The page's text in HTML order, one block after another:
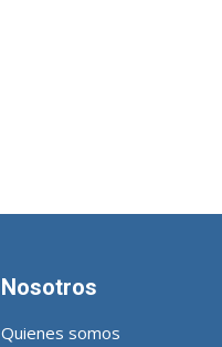
Nosotros
Quienes somos